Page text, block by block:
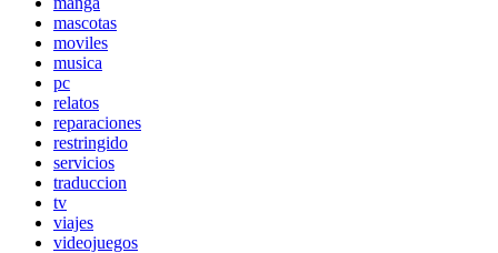
mascotas
moviles
musica
pc
relatos
reparaciones
restringido
servicios
traduccion
tv
viajes
videojuegos